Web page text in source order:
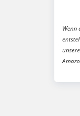
Wenn